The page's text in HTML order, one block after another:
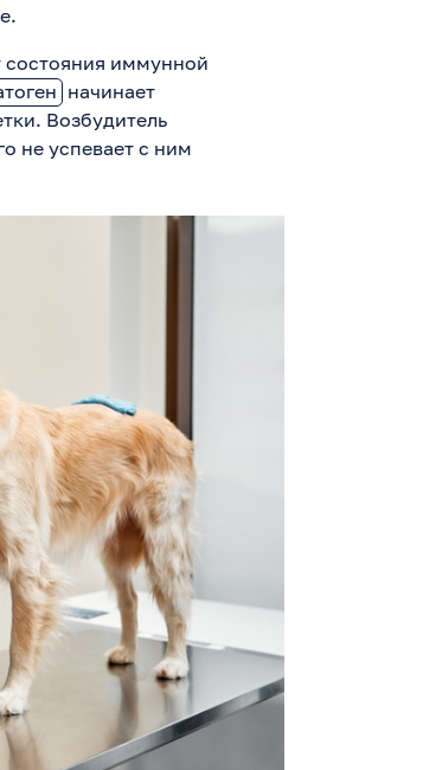
состояния иммунной
начинает
Возбудитель
не успевает с ним